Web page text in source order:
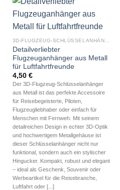
3D-FLUGZEUG-SCHLÜSSELANHÄNGER AUS METALL
Detailverliebter
Flugzeuganhänger aus Metall
für Luftfahrtfreunde
4,50 €
Der 3D-Flugzeug-Schlüsselanhänger
aus Metall ist das perfekte Accessoire
für Reisebegeisterte, Piloten,
Flugzeugliebhaber oder einfach für
Menschen mit Fernweh. Mit seinem
detailreichen Design in echter 3D-Optik
und hochwertigem Metallgehäuse ist
dieser Schlüsselanhänger nicht nur
funktional, sondern auch ein stylischer
Hingucker. Kompakt, robust und elegant
– ideal als Geschenk, Souvenir oder
Werbeartikel für die Reisebranche,
Luftfahrt oder [...]